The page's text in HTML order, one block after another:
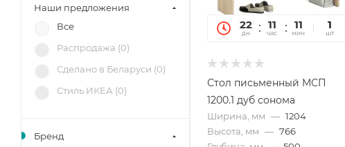
22
дн
11
час
11
мин
45
сек
1
шт
Стол письменный МСП
1200.1 дуб сонома
Ширина, мм — 1204
Высота, мм — 766
Наши предложения
Все
Распродажа (0)
Сделано в Беларуси (0)
Стиль ИКЕА (0)
Бренд